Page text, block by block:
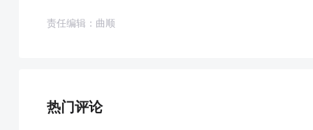
责任编辑：曲顺
热门评论